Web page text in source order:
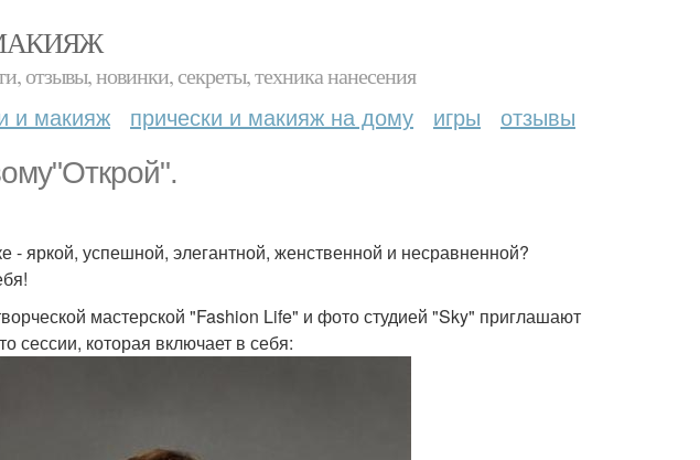
отзывы, новинки, секреты, техника нанесения
и макияж прически и макияж на дому игры отзывы
- яркой, успешной, элегантной, женственной и несравненной?
мастерской "Fashion Life" и фото студией "Sky" приглашают
сессии, которая включает в себя: